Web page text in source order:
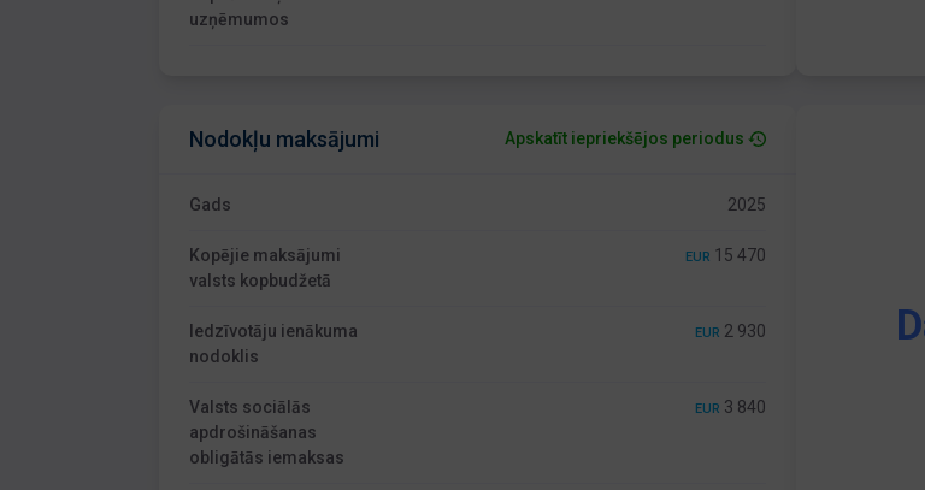
uzņēmumos
Nodokļu maksājumi Apskatīt iepriekšējos periodus
Gads 2025
Kopējie maksājumi
valsts kopbudžetā
EUR 15 470
Iedzīvotāju ienākuma
nodoklis
EUR 2 930
Valsts sociālās
apdrošināšanas
obligātās iemaksas
EUR 3 840